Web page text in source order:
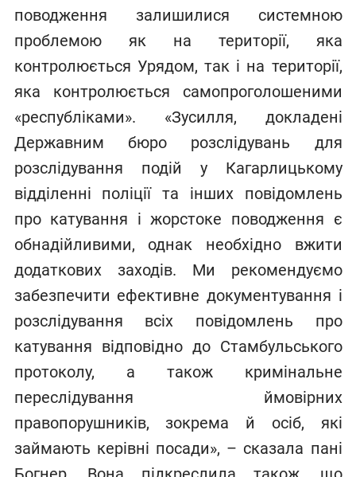
поводження залишилися системною
проблемою як на території, яка
контролюється Урядом, так і на території,
яка контролюється самопроголошеними
«республіками». «Зусилля, докладені
Державним бюро розслідувань для
розслідування подій у Кагарлицькому
відділенні поліції та інших повідомлень
про катування і жорстоке поводження є
обнадійливими, однак необхідно вжити
додаткових заходів. Ми рекомендуємо
забезпечити ефективне документування і
розслідування всіх повідомлень про
катування відповідно до Стамбульського
протоколу, а також кримінальне
переслідування ймовірних
правопорушників, зокрема й осіб, які
займають керівні посади», – сказала пані